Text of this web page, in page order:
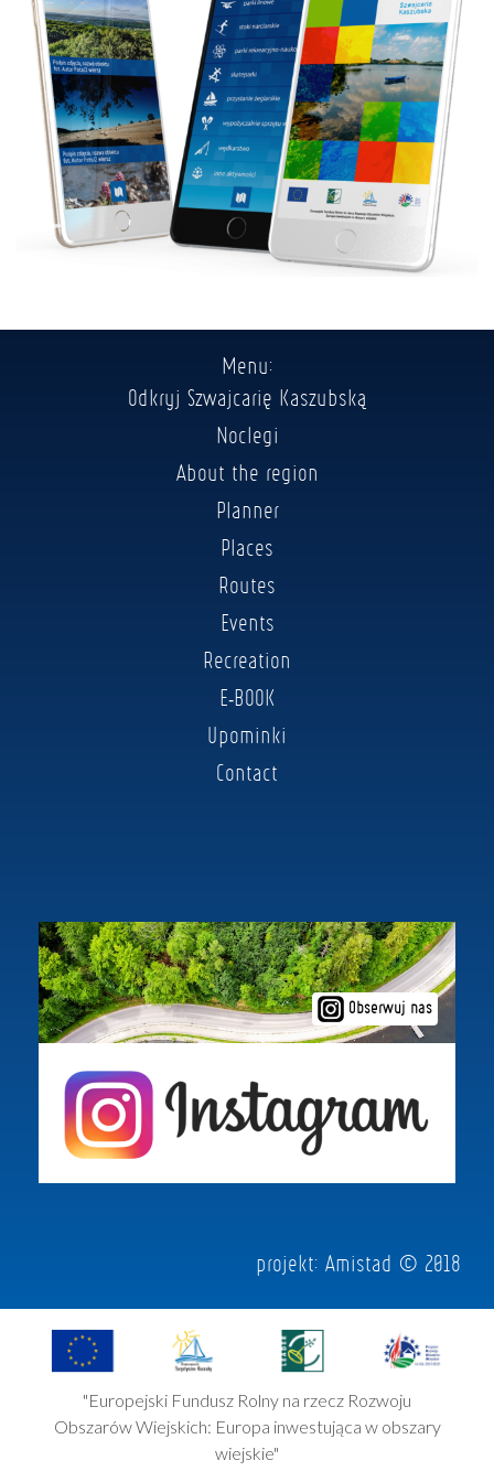
Menu:
Odkryj Szwajcarię Kaszubską
Noclegi
About the region
Planner
Places
Routes
Events
Recreation
E-BOOK
Upominki
Contact
Obserwuj nas
projekt: Amistad © 2018
"Europejski Fundusz Rolny na rzecz Rozwoju
Obszarów Wiejskich: Europa inwestująca w obszary
wiejskie"